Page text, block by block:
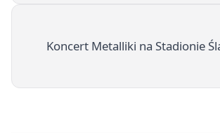
Koncert Metalliki na Stadionie